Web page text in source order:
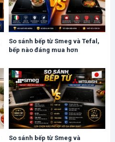
So sánh bếp từ Smeg và Tefal,
bếp nào đáng mua hơn
So sánh bếp từ Smeg và